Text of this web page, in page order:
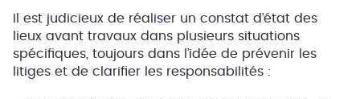
Il est judicieux de réaliser un constat d’état des
lieux avant travaux dans plusieurs situations
spécifiques, toujours dans l’idée de prévenir les
litiges et de clarifier les responsabilités :